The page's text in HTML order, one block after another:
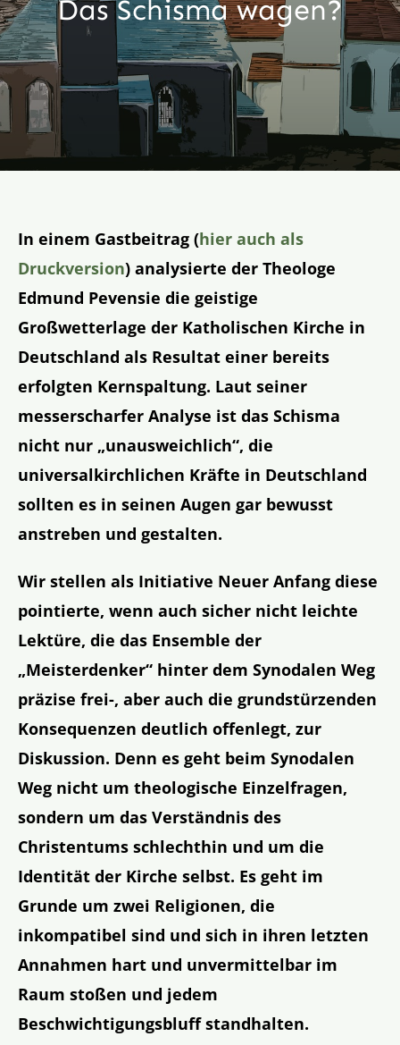
Aktion
Veröffentlichungen
Das Schisma wagen?
In einem Gastbeitrag (hier auch als
Druckversion) analysierte der Theologe
Edmund Pevensie die geistige
Großwetterlage der Katholischen Kirche in
Deutschland als Resultat einer bereits
erfolgten Kernspaltung. Laut seiner
messerscharfer Analyse ist das Schisma
nicht nur „unausweichlich“, die
universalkirchlichen Kräfte in Deutschland
sollten es in seinen Augen gar bewusst
anstreben und gestalten.
Wir stellen als Initiative Neuer Anfang diese
pointierte, wenn auch sicher nicht leichte
Lektüre, die das Ensemble der
„Meisterdenker“ hinter dem Synodalen Weg
präzise frei-, aber auch die grundstürzenden
Konsequenzen deutlich offenlegt, zur
Diskussion. Denn es geht beim Synodalen
Weg nicht um theologische Einzelfragen,
sondern um das Verständnis des
Christentums schlechthin und um die
Identität der Kirche selbst. Es geht im
Grunde um zwei Religionen, die
inkompatibel sind und sich in ihren letzten
Annahmen hart und unvermittelbar im
Raum stoßen und jedem
Beschwichtigungsbluff standhalten.